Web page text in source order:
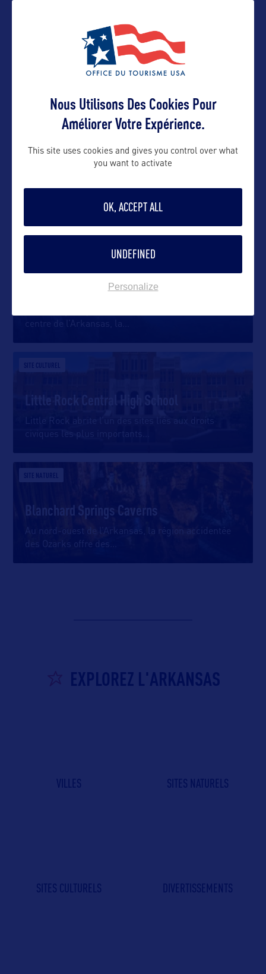
VOIR LE SITE
DANS LA MÊME CATEGORIE
Ozark National Forest
centre de l’Arkansas, la
SITE CULTUREL
Little Rock Central High School
Little Rock abrite l’un des sites liés aux droits
civiques les plus importants
SITE NATUREL
Blanchard Springs Caverns
Au nord-ouest de l’Arkansas, la région accidentée
des Ozarks offre des
EXPLOREZ L'ARKANSAS
VILLES SITES NATURELS
SITES CULTURELS DIVERTISSEMENTS
Nous Utilisons Des Cookies Pour
Améliorer Votre Expérience.
This site uses cookies and gives you control over what
you want to activate
OK, ACCEPT ALL
UNDEFINED
Personalize